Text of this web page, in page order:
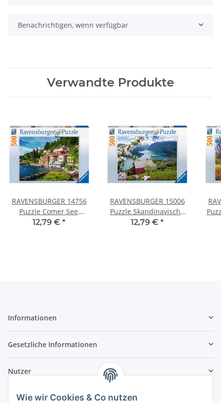
Wie wir Cookies & Co nutzen
Benachrichtigen, wenn verfügbar
Verwandte Produkte
RAVENSBURGER 14756
Puzzle Comer See,
Italien 500 Teile
12,79 € *
RAVENSBURGER 15006
Puzzle Skandinavische
Idylle 500 Teile
12,79 € *
Informationen
Gesetzliche Informationen
Nutzer